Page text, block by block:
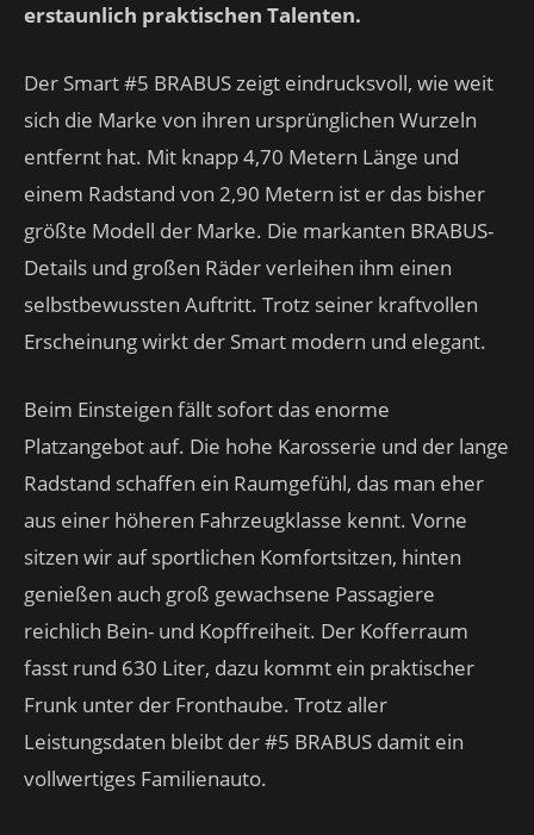
erstaunlich praktischen Talenten.
Der Smart #5 BRABUS zeigt eindrucksvoll, wie weit
sich die Marke von ihren ursprünglichen Wurzeln
entfernt hat. Mit knapp 4,70 Metern Länge und
einem Radstand von 2,90 Metern ist er das bisher
größte Modell der Marke. Die markanten BRABUS-
Details und großen Räder verleihen ihm einen
selbstbewussten Auftritt. Trotz seiner kraftvollen
Erscheinung wirkt der Smart modern und elegant.
Beim Einsteigen fällt sofort das enorme
Platzangebot auf. Die hohe Karosserie und der lange
Radstand schaffen ein Raumgefühl, das man eher
aus einer höheren Fahrzeugklasse kennt. Vorne
sitzen wir auf sportlichen Komfortsitzen, hinten
genießen auch groß gewachsene Passagiere
reichlich Bein- und Kopffreiheit. Der Kofferraum
fasst rund 630 Liter, dazu kommt ein praktischer
Frunk unter der Fronthaube. Trotz aller
Leistungsdaten bleibt der #5 BRABUS damit ein
vollwertiges Familienauto.